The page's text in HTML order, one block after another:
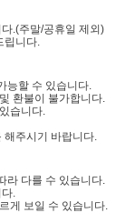
.(주말/공휴일 제외)
니다.
능할 수 있습니다.
환불이 불가합니다.
습니다.
주시기 바랍니다.
라 다를 수 있습니다.
.
게 보일 수 있습니다.